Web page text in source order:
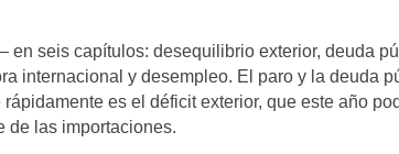
seis capítulos: desequilibrio exterior, deuda
internacional y desempleo. El paro y la deuda
es el déficit exterior, que este año
de las importaciones.